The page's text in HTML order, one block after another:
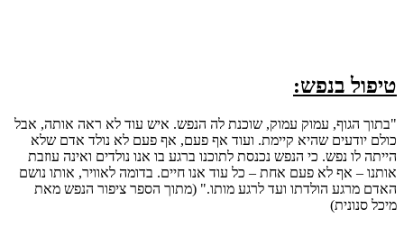
טיפול בנפש:
"בתוך הגוף, עמוק עמוק, שוכנת לה הנפש. איש עוד לא ראה אותה, אבל
כולם יודעים שהיא קיימת. ועוד אף פעם, אף פעם לא נולד אדם שלא
הייתה לו נפש. כי הנפש נכנסת לתוכנו ברגע בו אנו נולדים ואינה עוזבת
אותנו – אף לא פעם אחת – כל עוד אנו חיים. בדומה לאוויר, אותו נושם
האדם מרגע הולדתו ועד לרגע מותו." (מתוך הספר ציפור הנפש מאת
מיכל סנונית)